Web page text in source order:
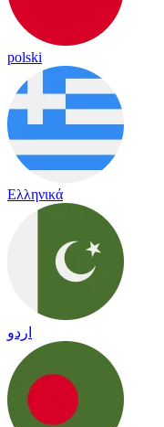
polski
Ελληνικά
اردو